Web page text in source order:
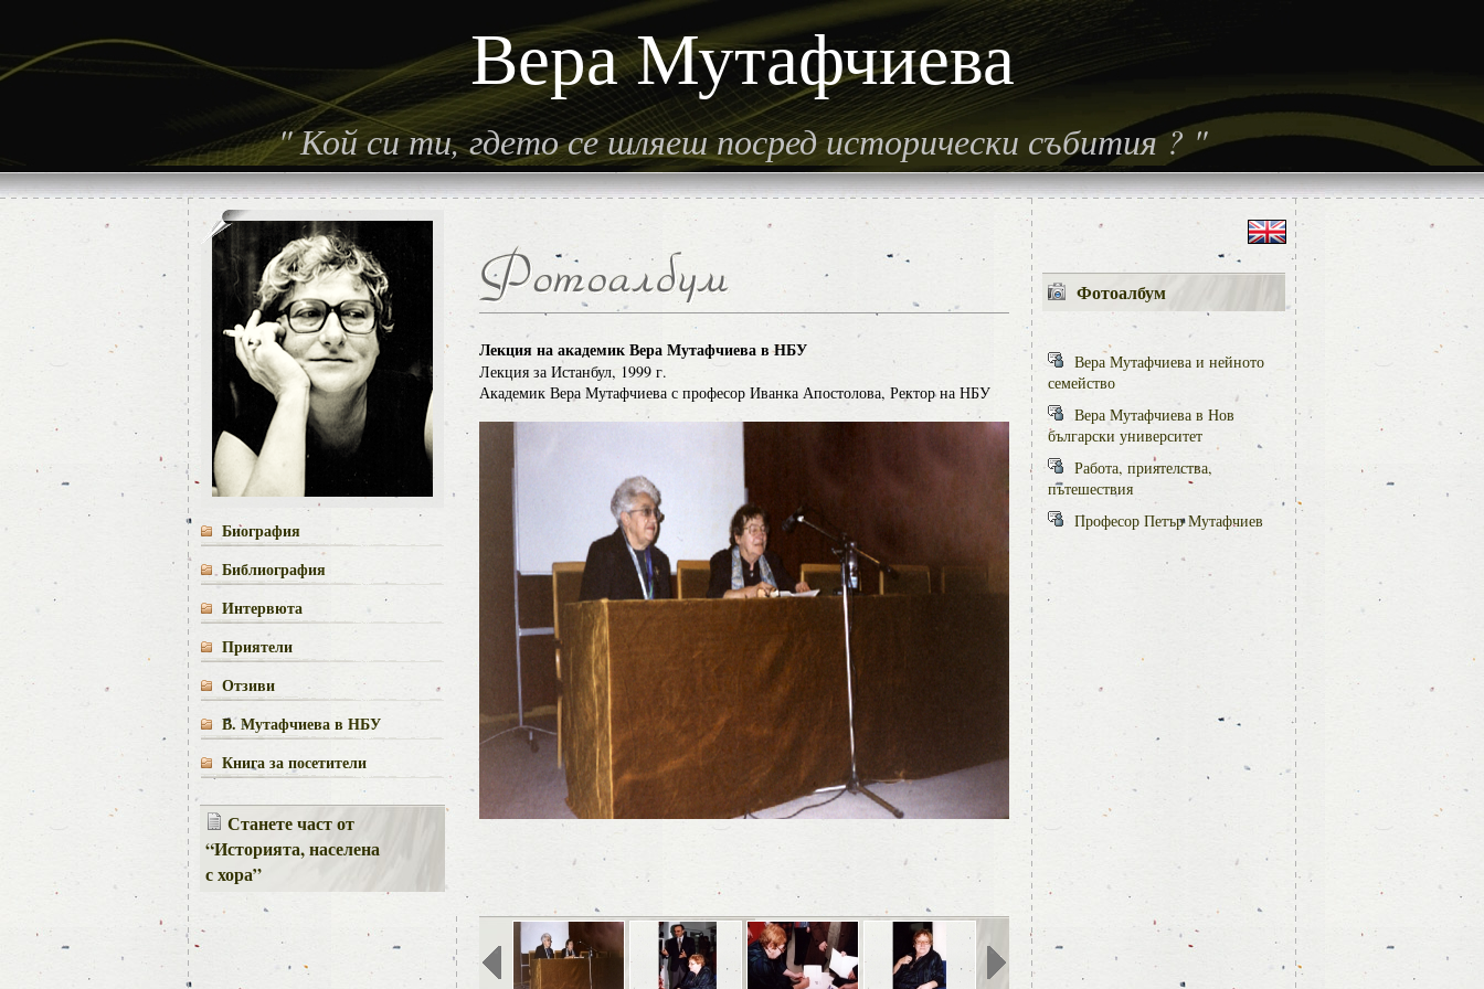
Вера Мутафчиева
"Кой си ти, гдето се шляеш посред исторически събития?"
Биография
Библиография
Интервюта
Приятели
Отзиви
В. Мутафчиева в НБУ
Книга за посетители
Станете част от
“Историята, населена
с хора”
Лекция на академик Вера Мутафчиева в НБУ
Лекция за Истанбул, 1999 г.
Академик Вера Мутафчиева с професор Иванка Апостолова, Ректор на НБУ
Фотоалбум
Вера Мутафчиева и нейното
семейство
Вера Мутафчиева в Нов
български университет
Работа, приятелства,
пътешествия
Професор Петър Мутафчиев